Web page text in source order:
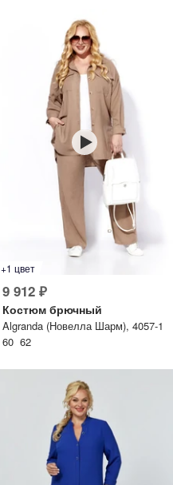
+1 цвет
9 912 ₽
Костюм брючный
Algranda (Новелла Шарм), 4057-1
60 62